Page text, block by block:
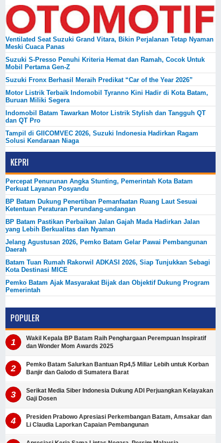
Ventilated Seat Suzuki Grand Vitara, Bikin Perjalanan Tetap Nyaman
Meski Cuaca Panas
Suzuki S-Presso Penuhi Kriteria Hemat dan Ramah, Cocok Untuk
Mobil Pertama Gen-Z
Suzuki Fronx Berhasil Meraih Predikat “Car of the Year 2026”
Motor Listrik Terbaik Indomobil Tyranno Kini Hadir di Kota Batam,
Buruan Miliki Segera
Indomobil Batam Tawarkan Motor Listrik Stylish dan Tangguh QT
dan QT Pro
Tampil di GIICOMVEC 2026, Suzuki Indonesia Hadirkan Ragam
Solusi Kendaraan Niaga
KEPRI
Percepat Penurunan Angka Stunting, Pemerintah Kota Batam
Perkuat Layanan Posyandu
BP Batam Dukung Penertiban Pemanfaatan Ruang Laut Sesuai
Ketentuan Peraturan Perundang-undangan
BP Batam Pastikan Perbaikan Jalan Gajah Mada Hadirkan Jalan
yang Lebih Berkualitas dan Nyaman
Jelang Agustusan 2026, Pemko Batam Gelar Pawai Pembangunan
Daerah
Batam Tuan Rumah Rakorwil ADKASI 2026, Siap Tunjukkan Sebagi
Kota Destinasi MICE
Pemko Batam Ajak Masyarakat Bijak dan Objektif Dukung Program
Pemerintah
POPULER
Wakil Kepala BP Batam Raih Penghargaan Perempuan Inspiratif
dan Wonder Mom Awards 2025
Pemko Batam Salurkan Bantuan Rp4,5 Miliar Lebih untuk Korban
Banjir dan Galodo di Sumatera Barat
Serikat Media Siber Indonesia Dukung ADI Perjuangkan Kelayakan
Gaji Dosen
Presiden Prabowo Apresiasi Perkembangan Batam, Amsakar dan
Li Claudia Laporkan Capaian Pembangunan